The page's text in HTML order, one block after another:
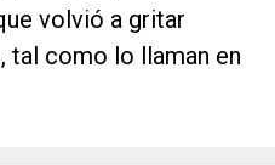
volvió a gritar
tal como lo llaman en